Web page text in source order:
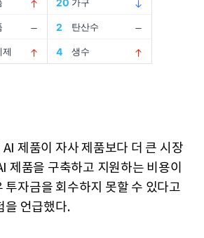
제품이 자사 제품보다 더 큰 시장
제품을 구축하고 지원하는 비용이
투자금을 회수하지 못할 수 있다고
을 언급했다.